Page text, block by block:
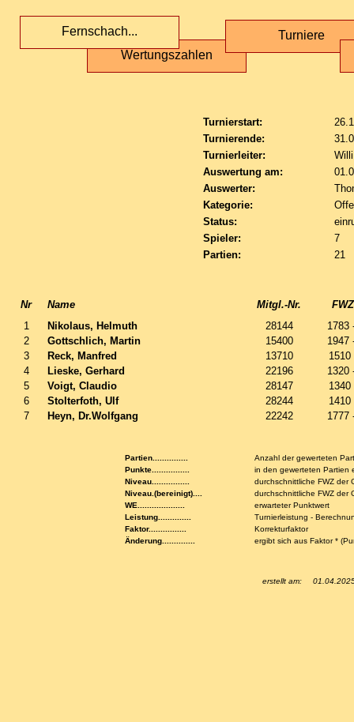
Wertungszahlen
Fernschach... Turniere
Turnierstart:
Turnierende:
Turnierleiter:
Auswertung am:
Auswerter:
Kategorie:
Status:
Spieler:
7
Partien:
21
Nr Name Mitgl.-Nr.
1
Nikolaus, Helmuth 28144
1783
2
Gottschlich, Martin 15400
1947
3
Reck, Manfred 13710
4
Lieske, Gerhard 22196
1320
5
Voigt, Claudio 28147
6
Stolterfoth, Ulf 28244
7
Heyn, Dr.Wolfgang 22242 1777
Partien...............
Anzahl der gewerteten
Punkte................
in den gewerteten Partien
Niveau................
durchschnittliche FWZ der
Niveau.(bereinigt)....
durchschnittliche FWZ der
WE....................
erwarteter Punktwert
Leistung..............
Turnierleistung -
Faktor................
Korrekturfaktor
Änderung..............
ergibt sich aus Faktor *
erstellt am: